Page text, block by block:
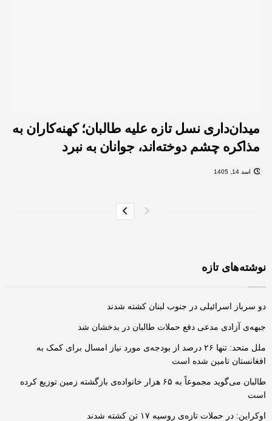
میدان‌داری نسل تازه علیه طالبان؛ کهنه‌کاران به
مذاکره چشم دوخته‌اند، جوانان به نبرد
اسد 14, 1405
نوشته‌های تازه
دو سرباز اسرائیلی در جنوب لبنان کشته شدند
جبهه‌ی آزادی مدعی دفع حملات طالبان در بدخشان شد
ملل متحد: تنها ۲۶ درصد از بودجه‌ی مورد نیاز امسال برای کمک به
افغانستان تامین شده است
طالبان می‌گوید مجموعاً به ۶۵ هزار خانواده‌ی بازگشته زمین توزیع کرده
است
اوکراین: در حملات تازه‌ی روسیه ۱۷ تن کشته شدند